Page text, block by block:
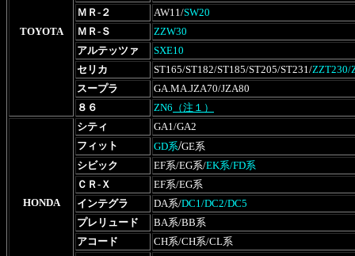
TOYOTA
ＭＲ-２
AW11/SW20
ＭＲ-Ｓ
ZZW30
アルテッツァ
SXE10
セリカ
ST165/ST182/ST185/ST205/ST231/ZZT230/
スープラ
GA.MA.JZA70/JZA80
８６
ZN6 （注１）
HONDA
シティ
GA1/GA2
フィット
GD系/GE系
シビック
EF系/EG系/EK系/FD系
ＣＲ-Ｘ
EF系/EG系
インテグラ
DA系/DC1/DC2/DC5
プレリュード
BA系/BB系
アコード
CH系/CH系/CL系